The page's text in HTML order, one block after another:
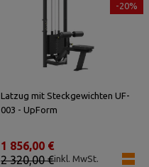
-20%
Latzug mit Steckgewichten UF-
003 - UpForm
2 320,00 €
1 856,00 €
inkl. MwSt.